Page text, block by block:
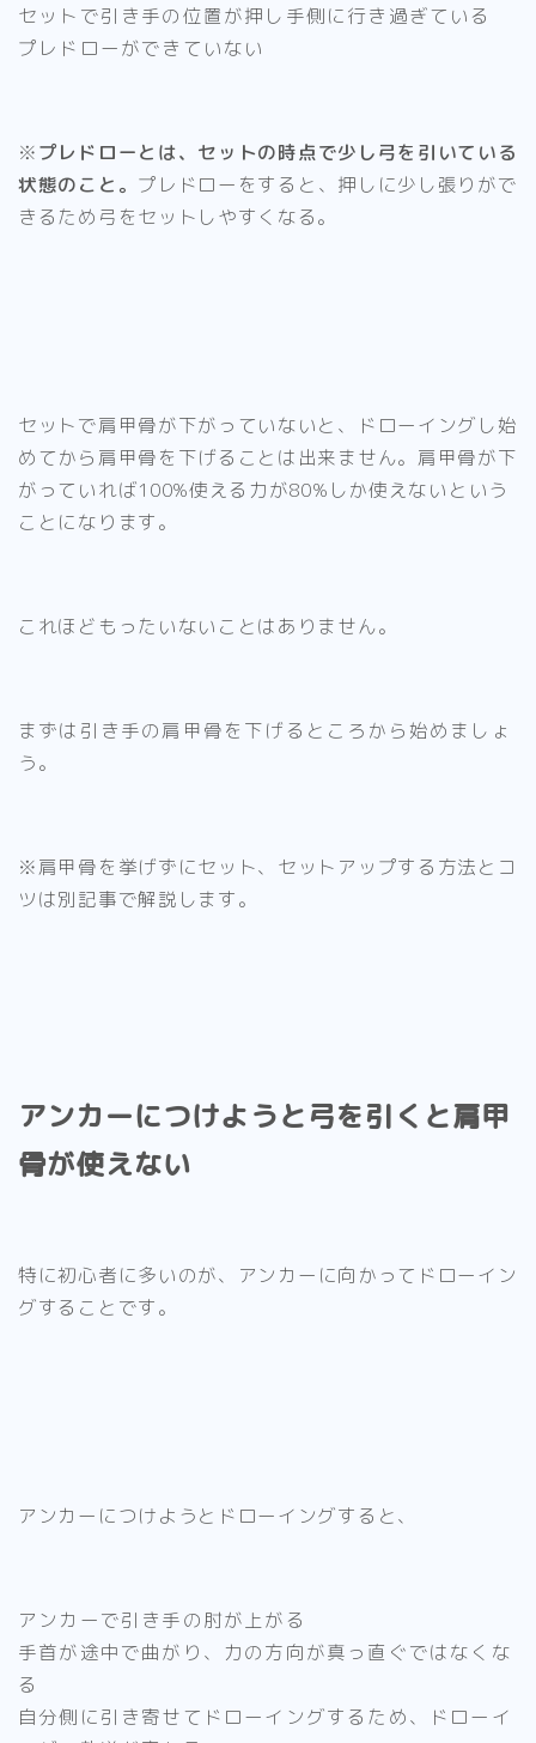
セットで引き手の位置が押し手側に行き過ぎている
プレドローができていない
※プレドローとは、セットの時点で少し弓を引いている
状態のこと。 プレドローをすると、押しに少し張りがで
きるため弓をセットしやすくなる。
セットで肩甲骨が下がっていないと、
ドローイングし始
めてから肩甲骨を下げることは出来ません。 肩甲骨が下
がっていれば100%使える力が80%しか使えない という
ことになります。
これほどもったいないことはありません。
まずは引き手の肩甲骨を下げるところから始めましょ
う。
※肩甲骨を挙げずにセット、セットアップする方法とコ
ツは別記事で解説します。
アンカーにつけようと弓を引くと肩甲
骨が使えない
特に初心者に多いのが、
アンカーに向かってドローイン
グすること です。
アンカーにつけようとドローイングすると、
アンカーで引き手の肘が上がる
手首が途中で曲がり、力の方向が真っ直ぐではなくな
る
自分側に引き寄せてドローイングするため、ドローイ